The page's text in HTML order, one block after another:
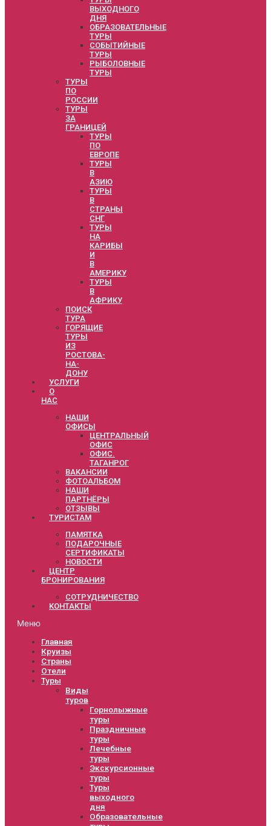
ВЫХОДНОГО
ДНЯ
ОБРАЗОВАТЕЛЬНЫЕ
ТУРЫ
СОБЫТИЙНЫЕ
ТУРЫ
РЫБОЛОВНЫЕ
ТУРЫ
ТУРЫ
ПО
РОССИИ
ТУРЫ
ЗА
ГРАНИЦЕЙ
ТУРЫ
ПО
ЕВРОПЕ
ТУРЫ
В
АЗИЮ
ТУРЫ
В
СТРАНЫ
СНГ
ТУРЫ
НА
КАРИБЫ
И
В
АМЕРИКУ
ТУРЫ
В
АФРИКУ
ПОИСК
ТУРА
ГОРЯЩИЕ
ТУРЫ
ИЗ
РОСТОВА-
НА-
ДОНУ
УСЛУГИ
О
НАС
НАШИ
ОФИСЫ
ЦЕНТРАЛЬНЫЙ
ОФИС
ОФИС.
ТАГАНРОГ
ВАКАНСИИ
ФОТОАЛЬБОМ
НАШИ
ПАРТНЁРЫ
ОТЗЫВЫ
ТУРИСТАМ
ПАМЯТКА
ПОДАРОЧНЫЕ
СЕРТИФИКАТЫ
НОВОСТИ
ЦЕНТР
БРОНИРОВАНИЯ
СОТРУДНИЧЕСТВО
КОНТАКТЫ
Меню
Главная
Круизы
Страны
Отели
Туры
Виды
туров
Горнолыжные
туры
Праздничные
туры
Лечебные
туры
Экскурсионные
туры
Туры
выходного
дня
Образовательные